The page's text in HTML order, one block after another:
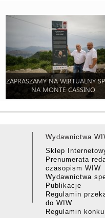
ZAPRASZAMY NA WIRTUALNY
NA MONTE CASSINO
Wydawnictwa
Sklep
Prenumerata
czasopism WIW
Wydawnictwa
Publikacje
Regulamin
do WIW
Regulamin